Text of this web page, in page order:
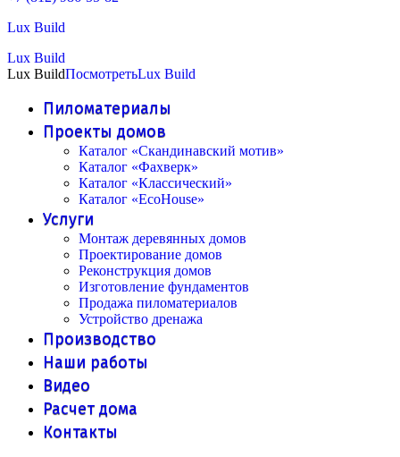
Lux Build
Lux Build
Lux BuildПосмотретьLux Build
Пиломатериалы
Проекты домов
Каталог «Скандинавский мотив»
Каталог «Фахверк»
Каталог «Классический»
Каталог «EcoHouse»
Услуги
Монтаж деревянных домов
Проектирование домов
Реконструкция домов
Изготовление фундаментов
Продажа пиломатериалов
Устройство дренажа
Производство
Наши работы
Видео
Расчет дома
Контакты